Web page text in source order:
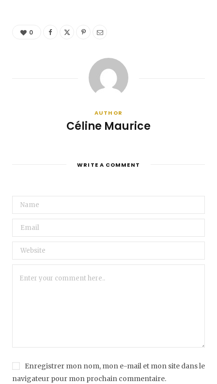
0
AUTHOR
Céline Maurice
WRITE A COMMENT
Enregistrer mon nom, mon e-mail et mon site dans le
navigateur pour mon prochain commentaire.